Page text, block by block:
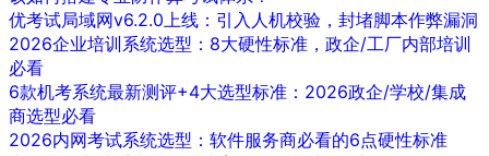
优考试局域网v6.2.0上线：引入人机校验，封堵脚本作弊漏洞
2026企业培训系统选型：8大硬性标准，政企/工厂内部培训
必看
6款机考系统最新测评+4大选型标准：2026政企/学校/集成
商选型必看
2026内网考试系统选型：软件服务商必看的6点硬性标准